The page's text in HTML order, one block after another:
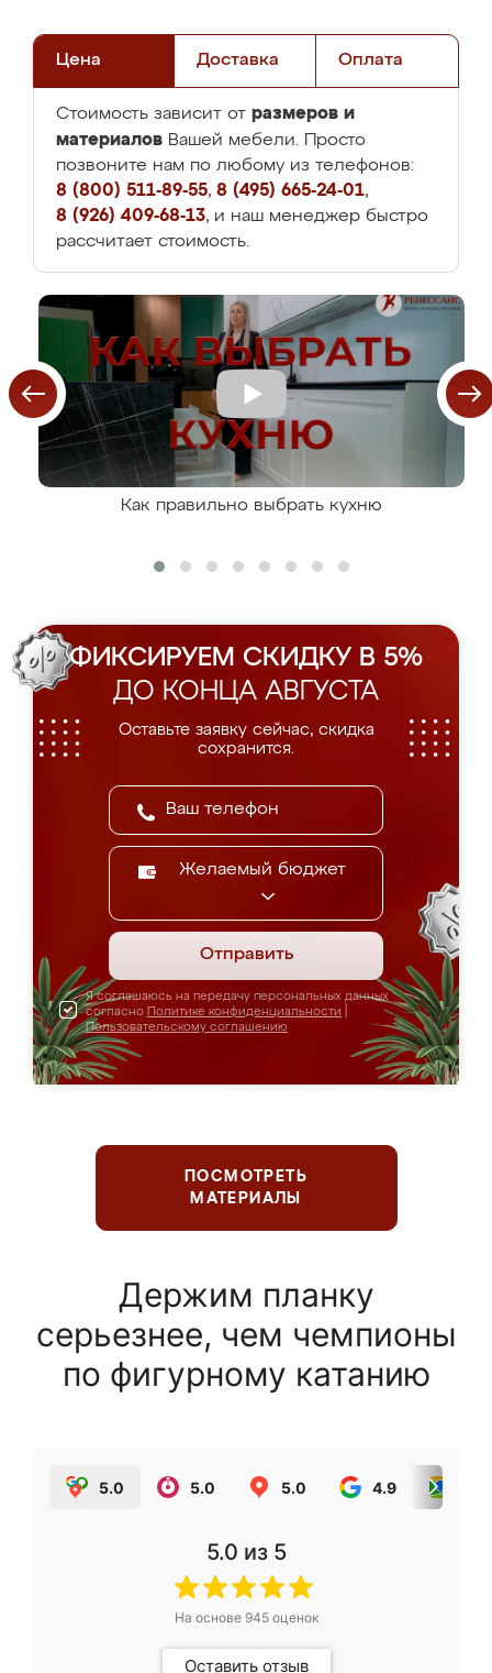
Цена Доставка Оплата
Стоимость зависит от размеров и
материалов Вашей мебели. Просто
позвоните нам по любому из телефонов:
8 (800) 511-89-55, 8 (495) 665-24-01,
8 (926) 409-68-13, и наш менеджер быстро
рассчитает стоимость.
Как правильно выбрать кухню
ФИКСИРУЕМ СКИДКУ В 5%
ДО КОНЦА АВГУСТА
Оставьте заявку сейчас, скидка
сохранится.
Желаемый бюджет
Отправить
Я соглашаюсь на передачу персональных данных
согласно Политике конфиденциальности
Пользовательскому соглашению
ПОСМОТРЕТЬ
МАТЕРИАЛЫ
Держим планку
серьезнее, чем чемпионы
по фигурному катанию
5.0 5.0 5.0 4.9
5.0 из 5
На основе 945оценок
Оставить отзыв